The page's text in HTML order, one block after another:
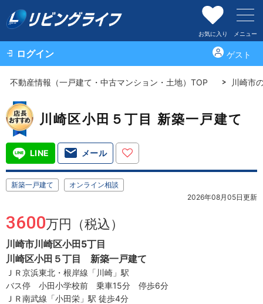
お気に入り メニュー
ログイン ゲスト
不動産情報（一戸建て・中古マンション・土地）TOP 川崎市
川崎区小田５丁目 新築一戸建て
LINE メール
新築一戸建て
オンライン相談
2026年08月05日更新
3600万円（税込）
川崎市川崎区小田5丁目
川崎区小田５丁目 新築一戸建て
ＪＲ京浜東北・根岸線「川崎」駅
バス停 小田小学校前 乗車15分 停歩6分
ＪＲ南武線「小田栄」駅 徒歩4分